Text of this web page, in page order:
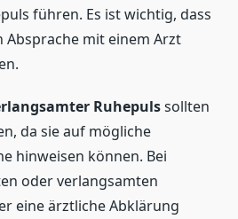
führen. Es ist wichtig, dass
Absprache mit einem Arzt
Ruhepulssollten
da sie auf mögliche
hinweisen können. Bei
oder verlangsamten
eine ärztliche Abklärung